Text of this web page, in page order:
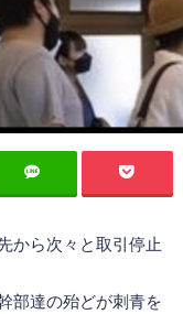
から次々と取引停止
部達の殆どが刺青を